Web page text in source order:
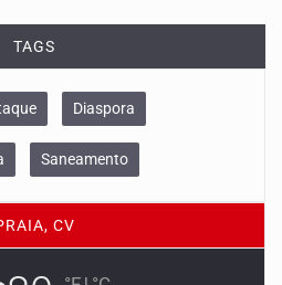
TAGS
Diaspora
Saneamento
CV